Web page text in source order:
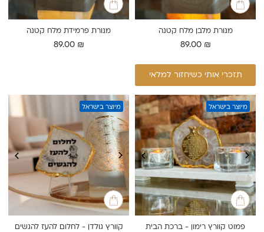
מנורת מלבן מלח קטנה
89.00 ₪
תזכרי אותי כשיחזור למלאי
מנורת פרמידת מלח קטנה
89.00 ₪
מיוצר בישראל
פמוט קוורץ רימון - ברכת הבית
מיוצר בישראל
קוורץ גולדן - לחלום להעז להגשים